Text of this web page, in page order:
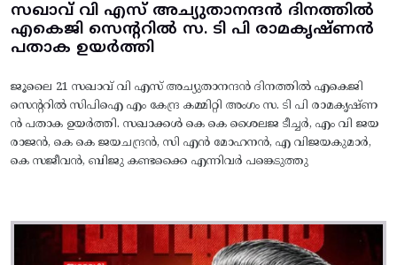
സഖാവ് വി എസ് അച്യുതാനന്ദൻ ദിനത്തിൽ
എകെജി സെന്ററിൽ സ. ടി പി രാമകൃഷ്‌ണൻ
പതാക ഉയർത്തി
ജൂലൈ 21 സഖാവ് വി എസ് അച്യുതാനന്ദൻ ദിനത്തിൽ എകെജി
സെന്ററിൽ സിപിഐ എം കേന്ദ്ര കമ്മിറ്റി അംഗം സ. ടി പി രാമകൃഷ്‌ണ
ൻ പതാക ഉയർത്തി. സഖാക്കൾ കെ കെ ശൈലജ ടീച്ചർ, എം വി ജയ
രാജൻ, കെ കെ ജയചന്ദ്രൻ, സി എൻ മോഹനൻ, എ വിജയകുമാർ,
കെ സജീവൻ, ബിജു കണ്ടക്കൈ എന്നിവർ പങ്കെടുത്തു